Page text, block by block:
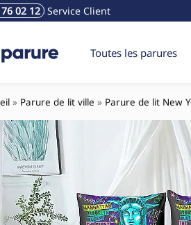
02 12 Service Client
Toutes les parures
produit
» Parure de lit ville » Parure de lit New